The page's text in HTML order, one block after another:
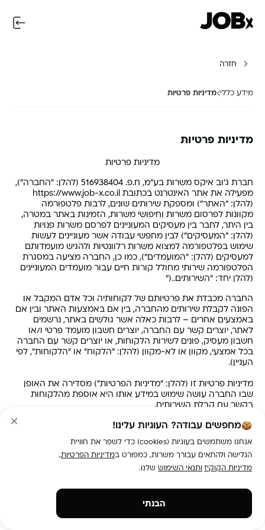
מחפשים עבודה? העוגיות עלינו!
אנחנו משתמשים בעוגיות (cookies) כדי לשפר את חוויית
הגלישה ולהתאים עבורך משרות, כמפורט במדיניות הפרטיות,
מדיניות הקוקיזותנאי השימוש שלנו.
הבנתי
חזרה
מידע כללי מדיניות פרטיות
מדיניות פרטיות
מדיניות פרטיות
חברת ג׳וב איקס משרות בע״מ, ח.פ. 516938404 (להלן: "החברה"),
מפעילה את אתר האינטרנט בכתובת https://www.job-x.co.il
(להלן: "האתר") ומספקת שירותים שונים, לרבות פלטפורמה
מקוונות לפרסום משרות וחיפושי משרות, הזמינות באתר במטרה,
בין היתר, לחבר בין מעסיקים המעוניינים לפרסם משרות פנויות
(להלן: "המעסיקים") לבין מחפשי עבודה אשר מעוניינים לעשות
שימוש בפלטפורמה למצוא משרות רלוונטיות ולהגיש מועמדותם
למעסיקים (להלן: "המועמדים"), כמו כן, החברה מציעה במסגרת
הפלטפורמה שירותי מחולל קורות חיים עבור מועמדים המעוניינים
(להלן יחד: "השירותים")..
החברה מכבדת את פרטיותם של לקוחותיה וכל אדם המקבל או
הפונה לקבלת שירותים מהחברה, בין אם באמצעות האתר ובין אם
באמצעים אחרים – לרבות כאלה אשר גולשים באתר, נרשמים
לאתר, יוצרים קשר עם החברה, יוצרים חשבון מועמד פרטי ו/או
חשבון מעסיק, פונים לשירות הלקוחות, או יוצרים קשר עם החברה
בכל אמצעי, מקוון או לא-מקוון (להלן: "הלקוח" או "הלקוחות", לפי
העניין).
מדיניות פרטיות זו (להלן: "מדיניות הפרטיות") מסדירה את האופן
שבו החברה עושה שימוש במידע אותו היא אוספת מהלקוחות
בקשר עם קבלת השירותים.
בעל השליטה במאגר המידע הינה החברה. פרטי ודרכי יצירת קשר
עם בעל השליטה במאגר המידע הינם כמפורט בסעיף
הפרטיות.
המידע המובא להלן מיועד לסייע ללקוח להבין את מדיניות הגנת
את המידע שהחברה אוספת אודות הלקוחות, המטרות שלשמן
החברה אוספת את המידע, איזה שימוש אפשר שהחברה תעשה
במידע, מי הם הצדדים השלישיים שהחברה תעביר להם מידע